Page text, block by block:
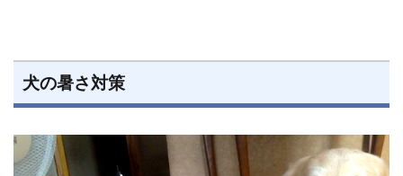
犬の暑さ対策